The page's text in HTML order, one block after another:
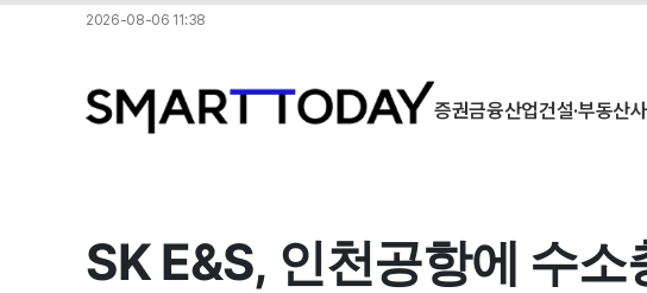
2026-08-06 11:38
증권금융산업건설·부동산
SK E&S, 인천공항에 수